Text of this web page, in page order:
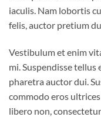
iaculis. Nam lobortis
felis, auctor pretium
Vestibulum et enim
mi. Suspendisse
pharetra auctor dui.
commodo eros
libero non,